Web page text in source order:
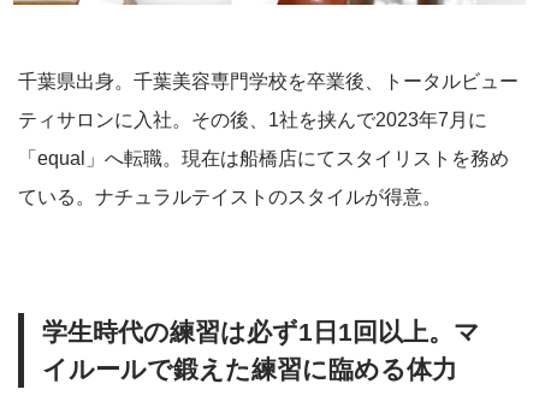
千葉県出身。千葉美容専門学校を卒業後、トータルビュー
ティサロンに入社。その後、1社を挟んで2023年7月に
「equal」へ転職。現在は船橋店にてスタイリストを務め
ている。ナチュラルテイストのスタイルが得意。
学生時代の練習は必ず1日1回以上。マ
イルールで鍛えた練習に臨める体力